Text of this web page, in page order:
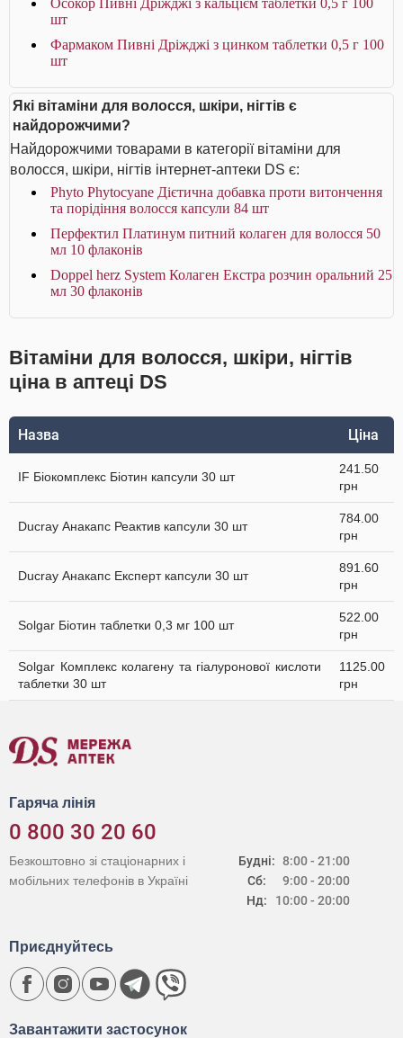
Осокор Пивні Дріжджі з кальцієм таблетки 0,5 г 100
шт
Фармаком Пивні Дріжджі з цинком таблетки 0,5 г 100
шт
Які вітаміни для волосся, шкіри, нігтів є
найдорожчими?
Найдорожчими товарами в категорії вітаміни для
волосся, шкіри, нігтів інтернет-аптеки DS є:
Phyto Phytocyane Дієтична добавка проти витончення
та порідіння волосся капсули 84 шт
Перфектил Платинум питний колаген для волосся 50
мл 10 флаконів
Doppel herz System Колаген Екстра розчин оральний 25
мл 30 флаконів
Вітаміни для волосся, шкіри, нігтів
ціна в аптеці DS
Назва Ціна
IF Біокомплекс Біотин капсули 30 шт
241.50
грн
Ducray Анакапс Реактив капсули 30 шт
784.00
грн
Ducray Анакапс Експерт капсули 30 шт
891.60
грн
Solgar Біотин таблетки 0,3 мг 100 шт
522.00
грн
Solgar Комплекс колагену та гіалуронової кислоти
таблетки 30 шт
1125.00
грн
Гаряча лінія
0 800 30 20 60
Будні:
Сб:
Нд:
8:00 - 21:00
9:00 - 20:00
10:00 - 20:00
Безкоштовно зі стаціонарних і
мобільних телефонів в Україні
Завантажити застосунок
Приєднуйтесь